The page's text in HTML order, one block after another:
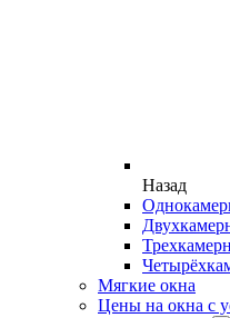
Назад
Мягкие окна
Цены на окна с